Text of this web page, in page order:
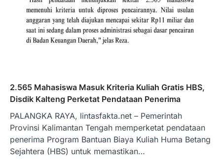
2.565 Mahasiswa Masuk Kriteria Kuliah Gratis HBS,
Disdik Kalteng Perketat Pendataan Penerima
PALANGKA RAYA, lintasfakta.net – Pemerintah
Provinsi Kalimantan Tengah memperketat pendataan
penerima Program Bantuan Biaya Kuliah Huma Betang
Sejahtera (HBS) untuk memastikan…